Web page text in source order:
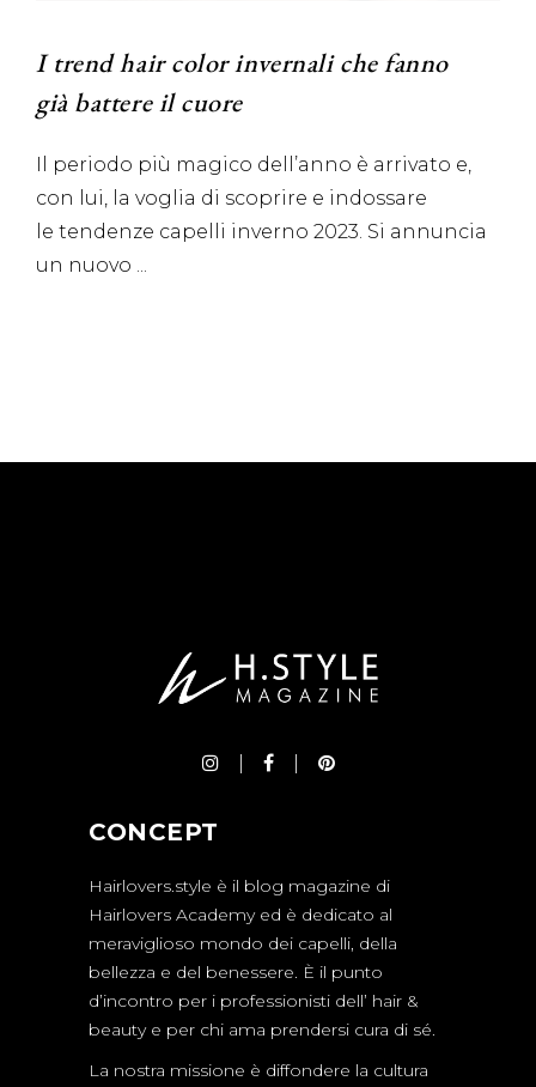
I trend hair color invernali che fanno
già battere il cuore
Il periodo più magico dell’anno è arrivato e,
con lui, la voglia di scoprire e indossare
le tendenze capelli inverno 2023. Si annuncia
un nuovo
CONCEPT
Hairlovers.style è il blog magazine di
Hairlovers Academy ed è dedicato al
meraviglioso mondo dei capelli, della
bellezza e del benessere. È il punto
d’incontro per i professionisti dell’ hair &
beauty e per chi ama prendersi cura di sé.
La nostra missione è diffondere la cultura